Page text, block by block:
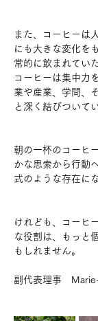
また、コーヒーは
にも大きな変化を
常的に飲まれてい
コーヒーは集中力
業や産業、学問、
と深く結びついて
朝の一杯のコーヒ
かな思索から行動
式のような存在に
けれども、コーヒ
な役割は、もっと
もしれません。
副代表理事　